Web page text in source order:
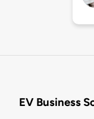
EV Business